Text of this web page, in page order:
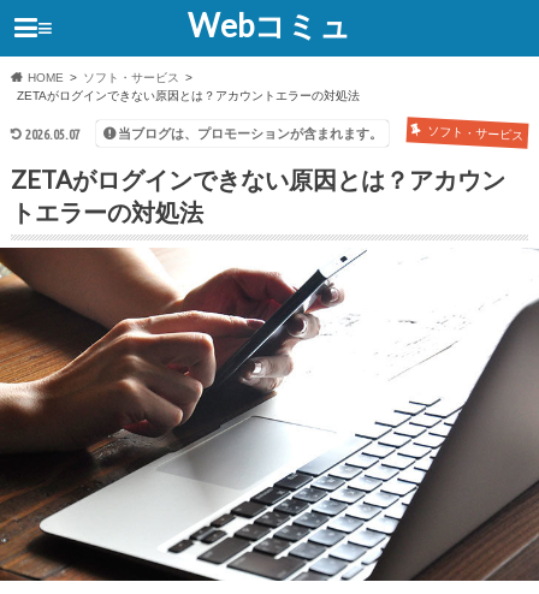
Webコミュ
≡
HOME
ソフト・サービス
ZETAがログインできない原因とは？アカウントエラーの対処法
2026.05.07 ソフト・サービス
当ブログは、プロモーションが含まれます。
ZETAがログインできない原因とは？アカウン
トエラーの対処法